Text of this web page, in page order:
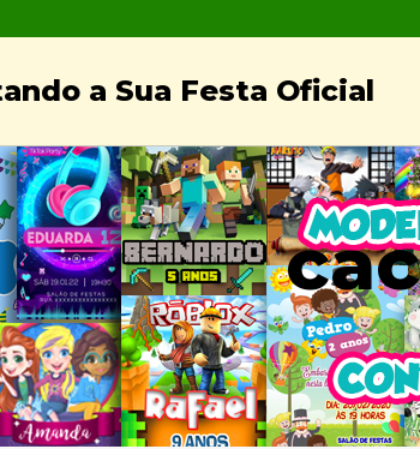
a Sua Festa Oficial